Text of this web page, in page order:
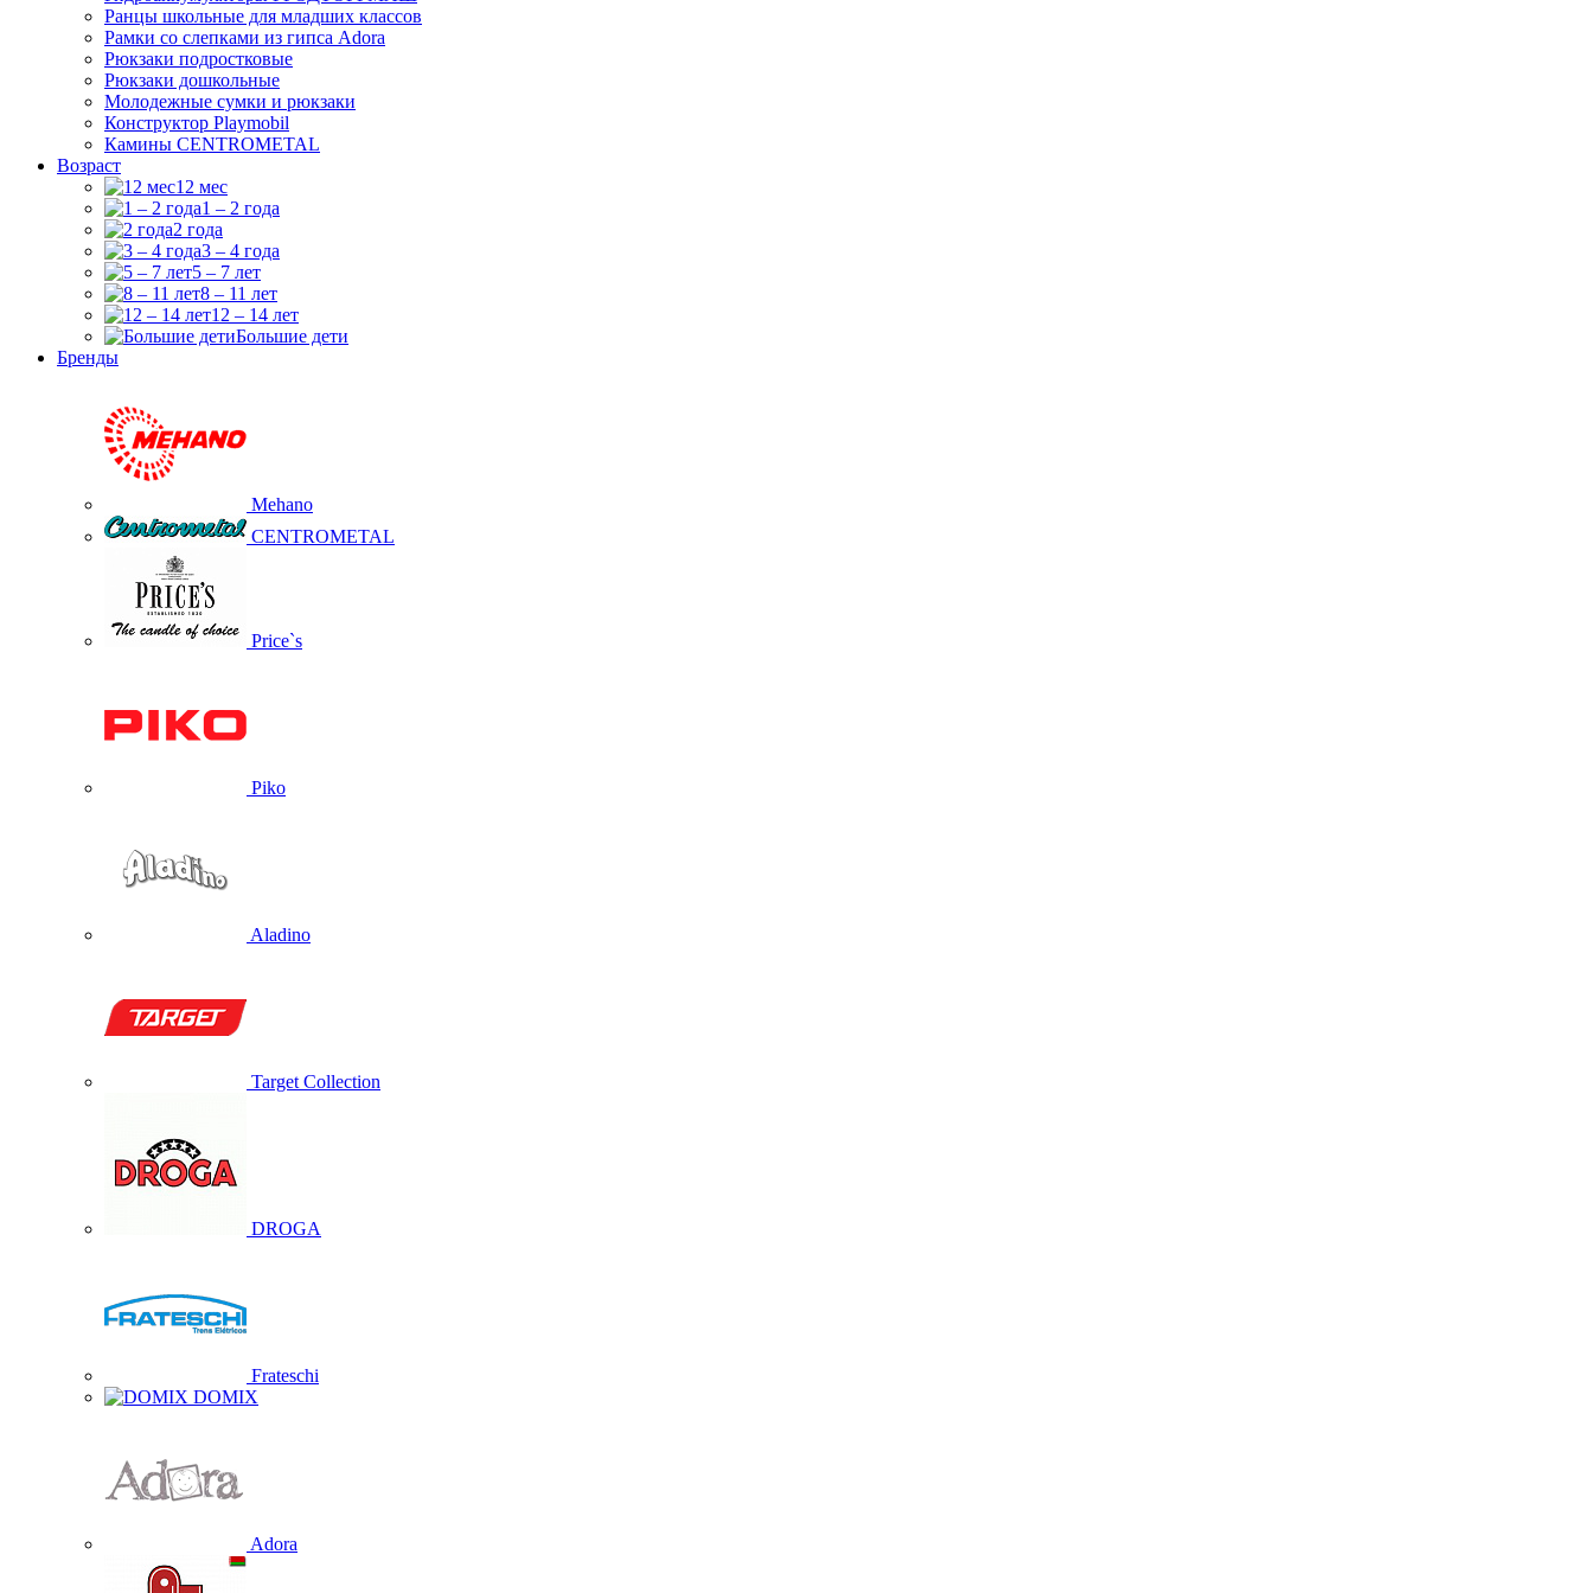
Ранцы школьные для младших классов
Рамки со слепками из гипса Adora
Рюкзаки подростковые
Рюкзаки дошкольные
Молодежные сумки и рюкзаки
Конструктор Playmobil
Камины CENTROMETAL
Возраст
12 мес
1 – 2 года
2 года
3 – 4 года
5 – 7 лет
8 – 11 лет
12 – 14 лет
Большие дети
Бренды
Mehano
CENTROMETAL
Price`s
Piko
Aladino
Target Collection
DROGA
Frateschi
DOMIX
Adora